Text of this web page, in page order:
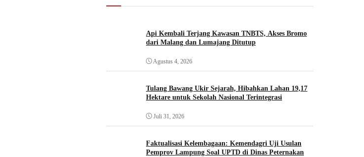
Api Kembali Terjang Kawasan TNBTS, Akses Bromo
dari Malang dan Lumajang Ditutup
Agustus 4, 2026
Tulang Bawang Ukir Sejarah, Hibahkan Lahan 19,17
Hektare untuk Sekolah Nasional Terintegrasi
Juli 31, 2026
Faktualisasi Kelembagaan: Kemendagri Uji Usulan
Pemprov Lampung Soal UPTD di Dinas Peternakan